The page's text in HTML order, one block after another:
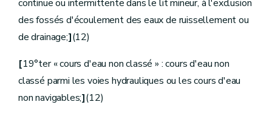
Art.D.242
Art.D.243
Art.
Art.
Art.D.247
Art.D.248
D.249
Art.D.250
continue ou intermittente dans le lit mineur, à l'exclusion
des fossés d'écoulement des eaux de ruissellement ou
de drainage;](12)
[19°ter « cours d'eau non classé » : cours d'eau non
classé parmi les voies hydrauliques ou les cours d'eau
non navigables;](12)